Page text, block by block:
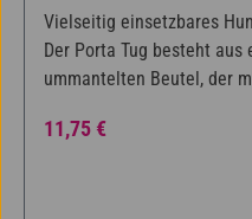
Durchschnittliche
Vielseitig einsetzbares
Der Porta Tug besteht
ummantelten Beutel, der
befestigte, reißfeste
Regulärer Preis:
11,75 €